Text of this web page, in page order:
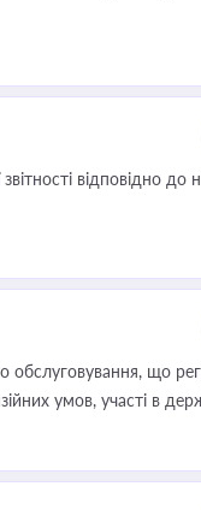
відповідно до
обслуговування, що
умов, участі в